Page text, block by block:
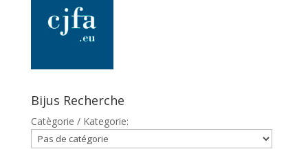
Bijus Recherche
Catègorie / Kategorie: